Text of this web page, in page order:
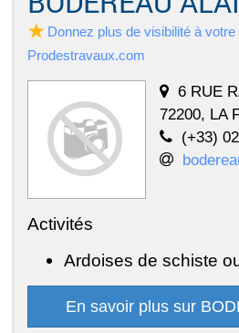
Donnez plus de visibilité à
Prodestravaux.com
6 RUE
72200, LA
(+33)
Activités
Ardoises de schiste
En savoir plus sur